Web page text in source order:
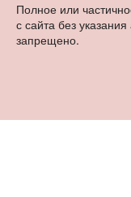
Полное или
с сайта без
запрещено.